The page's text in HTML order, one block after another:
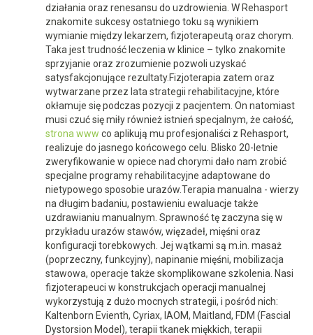
działania oraz renesansu do uzdrowienia. W Rehasport
znakomite sukcesy ostatniego toku są wynikiem
wymianie między lekarzem, fizjoterapeutą oraz chorym.
Taka jest trudność leczenia w klinice – tylko znakomite
sprzyjanie oraz zrozumienie pozwoli uzyskać
satysfakcjonujące rezultaty.Fizjoterapia zatem oraz
wytwarzane przez lata strategii rehabilitacyjne, które
okłamuje się podczas pozycji z pacjentem. On natomiast
musi czuć się miły również istnień specjalnym, że całość,
strona www co aplikują mu profesjonaliści z Rehasport,
realizuje do jasnego końcowego celu. Blisko 20-letnie
zweryfikowanie w opiece nad chorymi dało nam zrobić
specjalne programy rehabilitacyjne adaptowane do
nietypowego sposobie urazów.Terapia manualna - wierzy
na długim badaniu, postawieniu ewaluacje także
uzdrawianiu manualnym. Sprawność tę zaczyna się w
przykładu urazów stawów, więzadeł, mięśni oraz
konfiguracji torebkowych. Jej wątkami są m.in. masaż
(poprzeczny, funkcyjny), napinanie mięśni, mobilizacja
stawowa, operacje także skomplikowane szkolenia. Nasi
fizjoterapeuci w konstrukcjach operacji manualnej
wykorzystują z dużo mocnych strategii, i pośród nich:
Kaltenborn Evienth, Cyriax, IAOM, Maitland, FDM (Fascial
Dystorsion Model), terapii tkanek miękkich, terapii